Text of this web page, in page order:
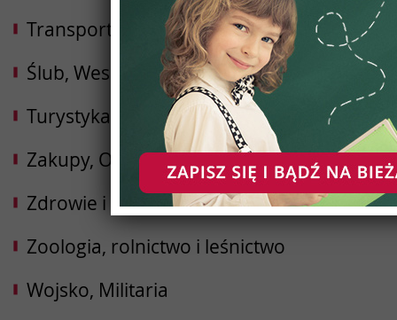
Transport i Logistyka
Ślub, Wesele
Turystyka, Podróże, Hotele
Zakupy, Opinie
Zdrowie i uroda
Zoologia, rolnictwo i leśnictwo
Wojsko, Militaria